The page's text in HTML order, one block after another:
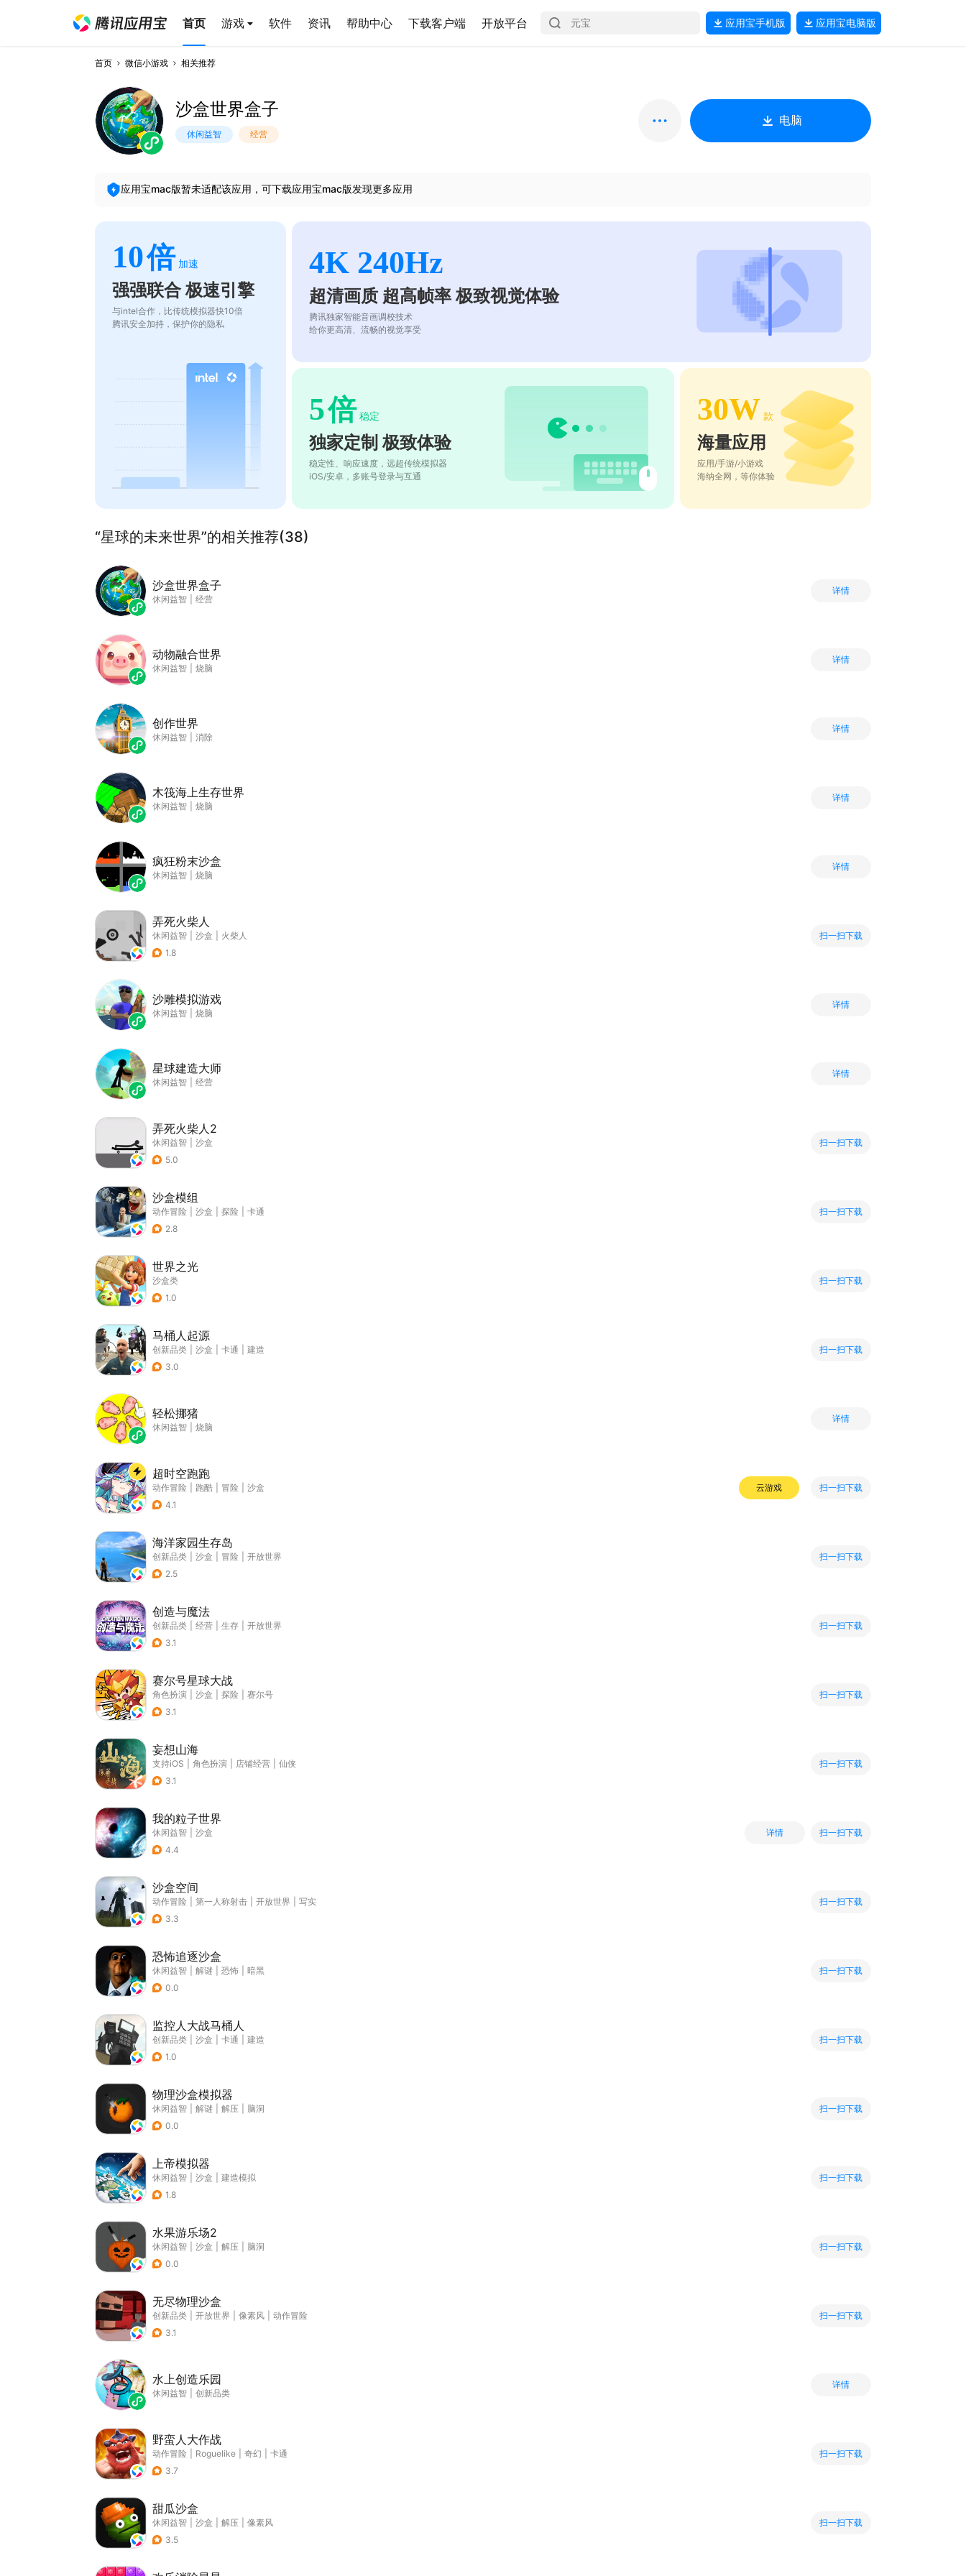
首页 游戏 软件 资讯 帮助中心 下载客户端 开放平台 应用宝手机版 应用宝电脑版
首页 微信小游戏 相关推荐
沙盒世界盒子
休闲益智 经营
电脑
应用宝mac版暂未适配该应用，可下载应用宝mac版发现更多应用
10倍 加速
强强联合 极速引擎
与intel合作，比传统模拟器快10倍
腾讯安全加持，保护你的隐私
4K 240Hz
超清画质 超高帧率 极致视觉体验
腾讯独家智能音画调校技术
给你更高清、流畅的视觉享受
5倍 稳定
独家定制 极致体验
稳定性、响应速度，远超传统模拟器
iOS/安卓，多账号登录与互通
30W 款
海量应用
应用/手游/小游戏
海纳全网，等你体验
“星球的未来世界”的相关推荐(38)
沙盒世界盒子
休闲益智 经营
详情
动物融合世界
休闲益智 烧脑
详情
创作世界
休闲益智 消除
详情
木筏海上生存世界
休闲益智 烧脑
详情
疯狂粉末沙盒
休闲益智 烧脑
详情
弄死火柴人
休闲益智 沙盒
火柴人
1.8
扫一扫下载
沙雕模拟游戏
休闲益智 烧脑
详情
星球建造大师
休闲益智 经营
详情
弄死火柴人2
休闲益智
沙盒
5.0
扫一扫下载
沙盒模组
动作冒险 沙盒 探险
卡通
2.8
扫一扫下载
世界之光
沙盒类
1.0
扫一扫下载
马桶人起源
创新品类 沙盒 卡通
建造
3.0
扫一扫下载
轻松挪猪
休闲益智 烧脑
详情
超时空跑跑
动作冒险 跑酷 冒险
沙盒
4.1
云游戏 扫一扫下载
海洋家园生存岛
创新品类 沙盒 冒险
开放世界
2.5
扫一扫下载
创造与魔法
创新品类 经营 生存
开放世界
3.1
扫一扫下载
赛尔号星球大战
角色扮演 沙盒 探险
赛尔号
3.1
扫一扫下载
妄想山海
支持iOS 角色扮演 店铺经营
仙侠
3.1
扫一扫下载
我的粒子世界
休闲益智
沙盒
4.4
详情 扫一扫下载
沙盒空间
动作冒险 第一人称射击 开放世界
写实
3.3
扫一扫下载
恐怖追逐沙盒
休闲益智 解谜 恐怖
暗黑
0.0
扫一扫下载
监控人大战马桶人
创新品类 沙盒 卡通
建造
1.0
扫一扫下载
物理沙盒模拟器
休闲益智 解谜 解压
脑洞
0.0
扫一扫下载
上帝模拟器
休闲益智 沙盒
建造模拟
1.8
扫一扫下载
水果游乐场2
休闲益智 沙盒 解压
脑洞
0.0
扫一扫下载
无尽物理沙盒
创新品类 开放世界 像素风
动作冒险
3.1
扫一扫下载
水上创造乐园
休闲益智 创新品类
详情
野蛮人大作战
动作冒险 Roguelike 奇幻
卡通
3.7
扫一扫下载
甜瓜沙盒
休闲益智 沙盒 解压
像素风
3.5
扫一扫下载